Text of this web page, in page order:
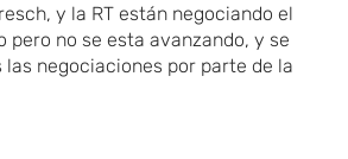
y la RT están negociando el
pero no se esta avanzando, y se
las negociaciones por parte de la